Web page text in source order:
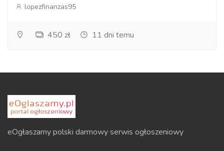
lopezfinanzas95
450 zł 11 dni temu
eOgłaszamy polski darmowy serwis ogłoszeniowy